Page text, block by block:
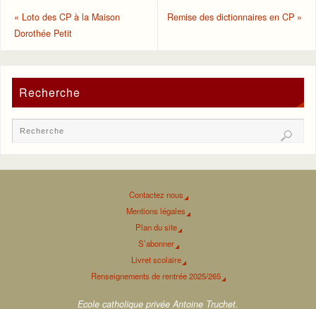
« Loto des CP à la Maison
Dorothée Petit
Remise des dictionnaires en CP »
Recherche
Contactez nous
Mentions légales
Plan du site
S’abonner
Livret scolaire
Renseignements de rentrée 2025/265
Ecole catholique privée Antoine Truchet.